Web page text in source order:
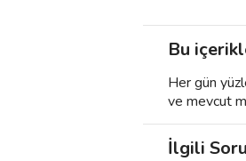
Bu
Her gün
ve mevcut
İlgili